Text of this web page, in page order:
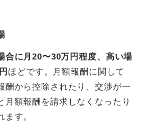
合に月20〜30万円程度、高い場
ほどです。月額報酬に関して
酬から控除されたり、交渉が一
月額報酬を請求しなくなったり
す。